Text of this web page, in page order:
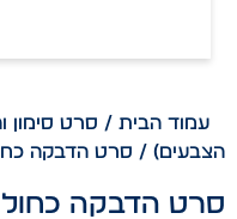
עמוד הבית/ סרט סימון
הצבעים)/ סרט הדבקה
סרט הדבקה כחול